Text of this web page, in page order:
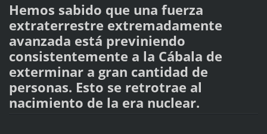
Hemos sabido que una fuerza
extraterrestre extremadamente
avanzada está previniendo
consistentemente a la Cábala de
exterminar a gran cantidad de
personas. Esto se retrotrae al
nacimiento de la era nuclear.